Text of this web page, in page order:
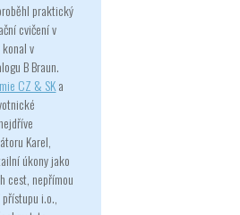
praktický
cvičení v
v
B Braun.
CZ & SKa
Karel,
úkony jako
cest, nepřímou
i.o.,